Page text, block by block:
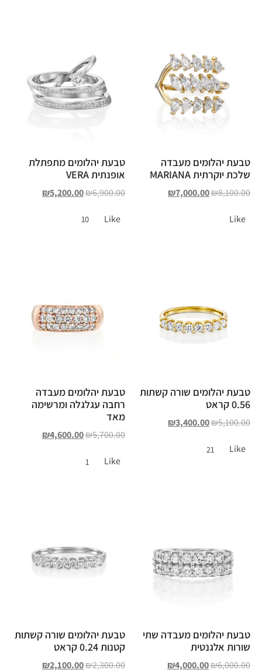
טבעת יהלומים מעבדה
שלכת יוקרתית MARIANA
₪8,100.00
₪7,000.00
Like
טבעת יהלומים מתפתלת
אופנתית VERA
₪6,900.00
₪5,200.00
Like
10
טבעת יהלומים שורה קשתות
0.56 קראט
₪5,100.00
₪3,400.00
Like
21
טבעת יהלומים מעבדה
רחבה עגלגלה ומרשימה
מאד
₪5,700.00
₪4,600.00
Like
1
טבעת יהלומים מעבדה שתי
שורות אלגנטית
₪6,000.00
₪4,000.00
טבעת יהלומים שורה קשתות
קטנות 0.24 קראט
₪2,300.00
₪2,100.00